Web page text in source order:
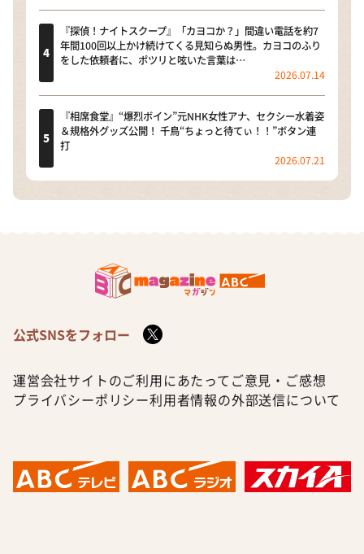
『探偵！ナイトスクープ』「カヨコか？」間違い電話を約7
年間100回以上かけ続けてくる見知らぬ男性。カヨコのふり
をした依頼者に、ポツリと呟いた言葉は…
2026.07.14
『相席食堂』“爆烈ボイン”元NHK女性アナ、セクシー水着姿
＆規格外グッズ公開！ 千鳥“ちょっと待てぃ！！”ボタン連
打
2026.07.21
公式SNSをフォロー
運営会社サイトのご利用にあたって ご意見・ご感想
プライバシーポリシー利用者情報の外部送信について